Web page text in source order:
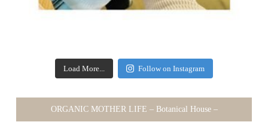
Load More... Follow on Instagram
ORGANIC MOTHER LIFE – Botanical House –